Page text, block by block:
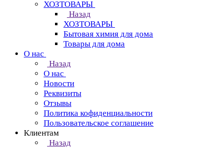
ХОЗТОВАРЫ
Назад
ХОЗТОВАРЫ
Бытовая химия для дома
Товары для дома
О нас
Назад
О нас
Новости
Реквизиты
Отзывы
Политика кофиденциальности
Пользовательское соглашение
Клиентам
Назад